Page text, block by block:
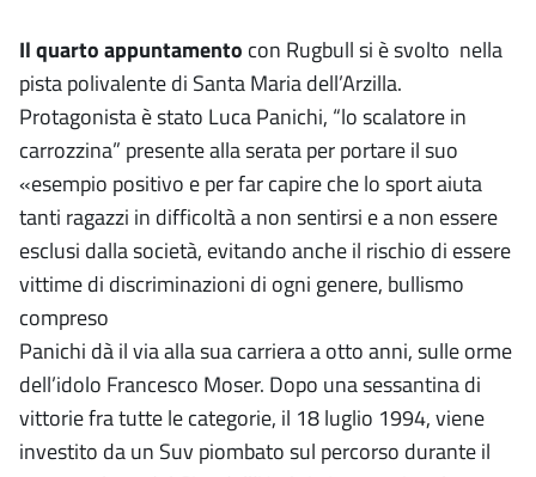
Il quarto appuntamento con Rugbull si è svolto nella
pista polivalente di Santa Maria dell’Arzilla.
Protagonista è stato Luca Panichi, “lo scalatore in
carrozzina” presente alla serata per portare il suo
«esempio positivo e per far capire che lo sport aiuta
tanti ragazzi in difficoltà a non sentirsi e a non essere
esclusi dalla società, evitando anche il rischio di essere
vittime di discriminazioni di ogni genere, bullismo
compreso
Panichi dà il via alla sua carriera a otto anni, sulle orme
dell’idolo Francesco Moser. Dopo una sessantina di
vittorie fra tutte le categorie, il 18 luglio 1994, viene
investito da un Suv piombato sul percorso durante il